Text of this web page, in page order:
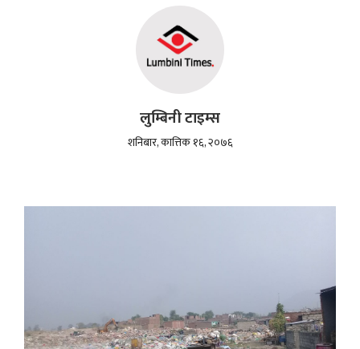
लुम्बिनी टाइम्स
शनिबार, कात्तिक १६, २०७६